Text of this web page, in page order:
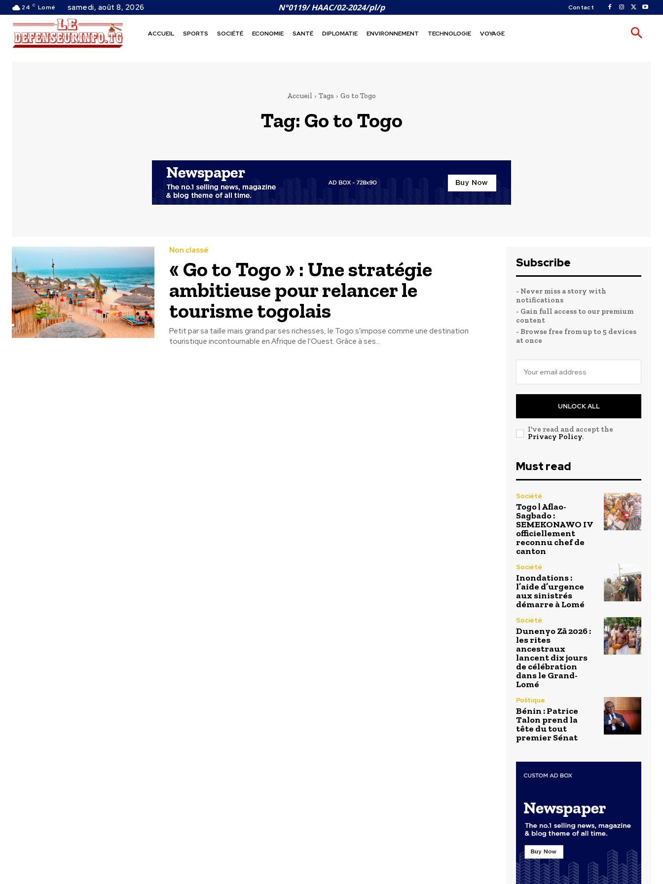
24 C Lomé samedi, août 8, 2026 N°0119/ HAAC/02-2024/pl/p Contact
ACCUEIL SPORTS SOCIÉTÉ ECONOMIE SANTÉ DIPLOMATIE ENVIRONNEMENT TECHNOLOGIE VOYAGE
Accueil Tags Go to Togo
Tag: Go to Togo
Non classé
« Go to Togo » : Une stratégie
ambitieuse pour relancer le
tourisme togolais
Petit par sa taille mais grand par ses richesses, le Togo s'impose comme une destination
touristique incontournable en Afrique de l'Ouest. Grâce à ses...
Subscribe
- Never miss a story with
notifications
- Gain full access to our premium
content
- Browse free from up to 5 devices
at once
UNLOCK ALL
I've read and accept the
Privacy Policy.
Must read
Société
Togo | Aflao-
Sagbado :
SEMEKONAWO IV
officiellement
reconnu chef de
canton
Société
Inondations :
l’aide d’urgence
aux sinistrés
démarre à Lomé
Société
Dunenyo Zā 2026 :
les rites
ancestraux
lancent dix jours
de célébration
dans le Grand-
Lomé
Politique
Bénin : Patrice
Talon prend la
tête du tout
premier Sénat